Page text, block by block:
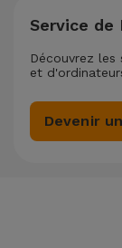
Service de
Découvrez
et
Devenir